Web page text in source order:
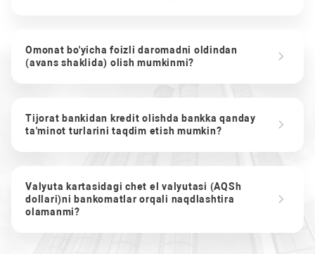
Omonat bo'yicha foizli daromadni oldindan
(avans shaklida) olish mumkinmi?
Tijorat bankidan kredit olishda bankka qanday
ta'minot turlarini taqdim etish mumkin?
Valyuta kartasidagi chet el valyutasi (AQSh
dollari)ni bankomatlar orqali naqdlashtira
olamanmi?